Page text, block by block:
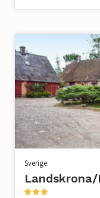
Sverige
Landskrona/